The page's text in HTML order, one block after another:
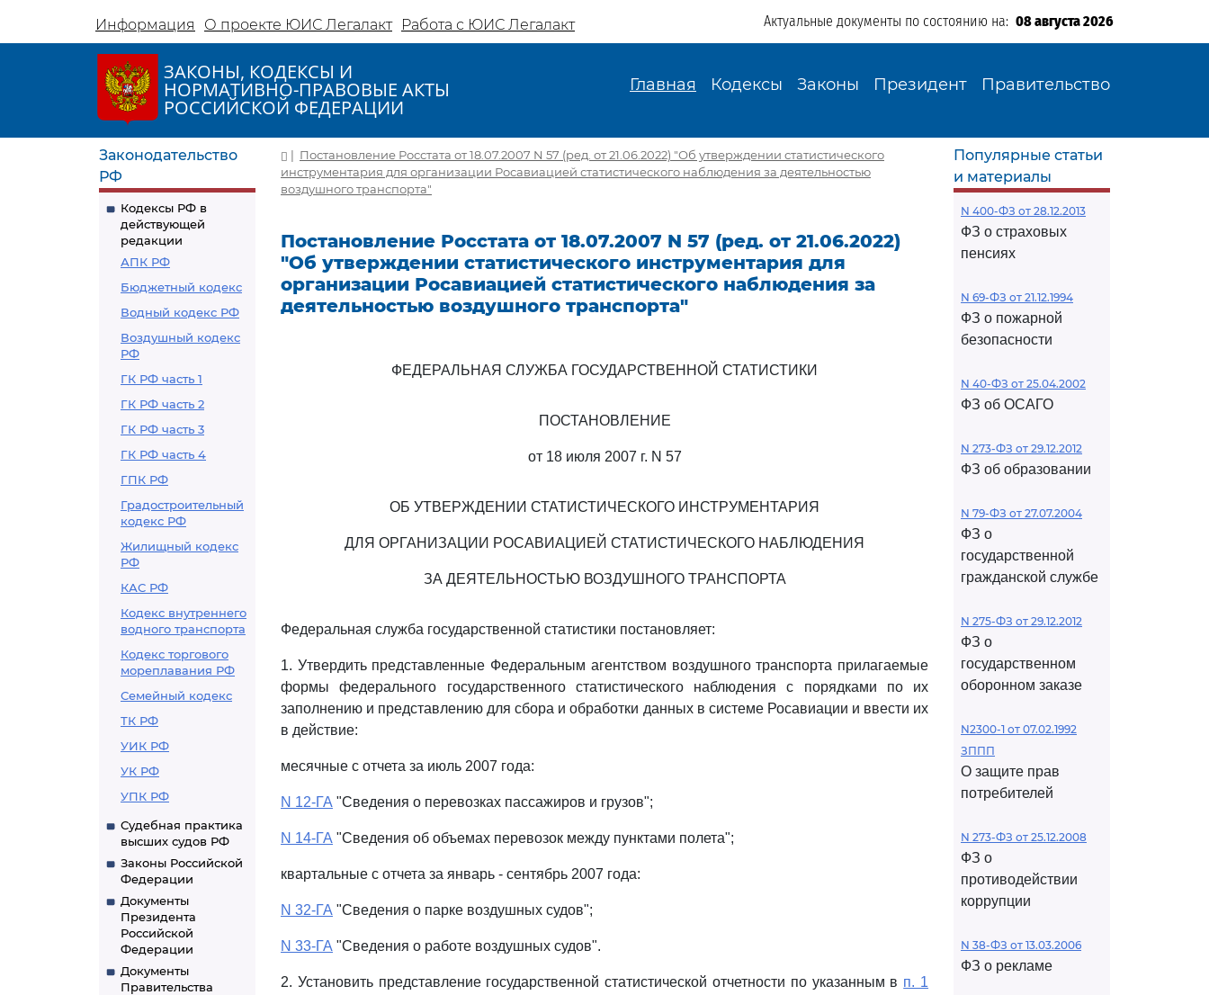
Информация О проекте ЮИС Легалакт Работа с ЮИС Легалакт Актуальные документы по состоянию на: 08 августа 2026
ЗАКОНЫ, КОДЕКСЫ И
НОРМАТИВНО-ПРАВОВЫЕ АКТЫ
РОССИЙСКОЙ ФЕДЕРАЦИИ
Главная Кодексы Законы Президент Правительство
Законодательство
РФ
Кодексы РФ в
действующей
редакции
АПК РФ
Бюджетный кодекс
Водный кодекс РФ
Воздушный кодекс
РФ
ГК РФ часть 1
ГК РФ часть 2
ГК РФ часть 3
ГК РФ часть 4
ГПК РФ
Градостроительный
кодекс РФ
Жилищный кодекс
РФ
КАС РФ
Кодекс внутреннего
водного транспорта
Кодекс торгового
мореплавания РФ
Семейный кодекс
ТК РФ
УИК РФ
УК РФ
УПК РФ
Судебная практика
высших судов РФ
Законы Российской
Федерации
Документы
Президента
Российской
Федерации
Документы
Правительства
| Постановление Росстата от 18.07.2007 N 57 (ред. от 21.06.2022) "Об утверждении статистического
инструментария для организации Росавиацией статистического наблюдения за деятельностью
воздушного транспорта"
Постановление Росстата от 18.07.2007 N 57 (ред. от 21.06.2022)
"Об утверждении статистического инструментария для
организации Росавиацией статистического наблюдения за
деятельностью воздушного транспорта"
ФЕДЕРАЛЬНАЯ СЛУЖБА ГОСУДАРСТВЕННОЙ СТАТИСТИКИ
ПОСТАНОВЛЕНИЕ
от 18 июля 2007 г. N 57
ОБ УТВЕРЖДЕНИИ СТАТИСТИЧЕСКОГО ИНСТРУМЕНТАРИЯ
ДЛЯ ОРГАНИЗАЦИИ РОСАВИАЦИЕЙ СТАТИСТИЧЕСКОГО НАБЛЮДЕНИЯ
ЗА ДЕЯТЕЛЬНОСТЬЮ ВОЗДУШНОГО ТРАНСПОРТА
Федеральная служба государственной статистики постановляет:
1. Утвердить представленные Федеральным агентством воздушного транспорта прилагаемые
формы федерального государственного статистического наблюдения с порядками по их
заполнению и представлению для сбора и обработки данных в системе Росавиации и ввести их
в действие:
месячные с отчета за июль 2007 года:
N 12-ГА "Сведения о перевозках пассажиров и грузов";
N 14-ГА "Сведения об объемах перевозок между пунктами полета";
квартальные с отчета за январь - сентябрь 2007 года:
N 32-ГА "Сведения о парке воздушных судов";
N 33-ГА "Сведения о работе воздушных судов".
2. Установить представление государственной статистической отчетности по указанным в п. 1
Популярные статьи
и материалы
N 400-ФЗ от 28.12.2013
ФЗ о страховых
пенсиях
N 69-ФЗ от 21.12.1994
ФЗ о пожарной
безопасности
N 40-ФЗ от 25.04.2002
ФЗ об ОСАГО
N 273-ФЗ от 29.12.2012
ФЗ об образовании
N 79-ФЗ от 27.07.2004
ФЗ о
государственной
гражданской службе
N 275-ФЗ от 29.12.2012
ФЗ о
государственном
оборонном заказе
N2300-1 от 07.02.1992
ЗППП
О защите прав
потребителей
N 273-ФЗ от 25.12.2008
ФЗ о
противодействии
коррупции
N 38-ФЗ от 13.03.2006
ФЗ о рекламе